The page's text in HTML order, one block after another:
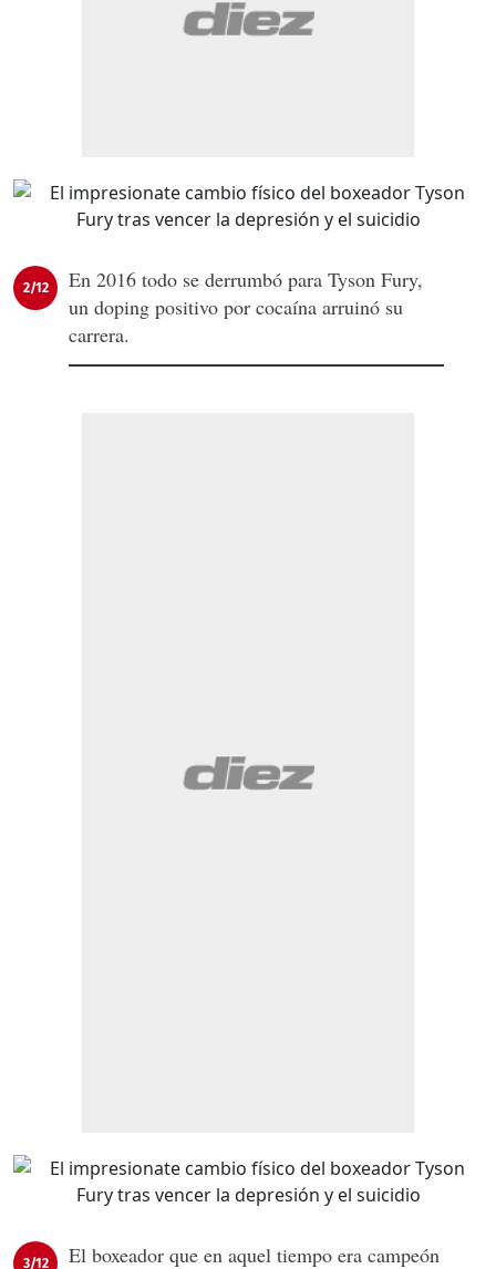
2/12
En 2016 todo se derrumbó para Tyson Fury,
un doping positivo por cocaína arruinó su
carrera.
3/12
El boxeador que en aquel tiempo era campeón